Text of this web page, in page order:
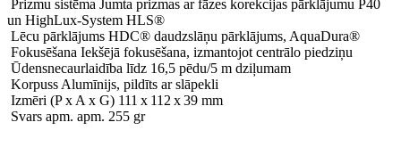
Prizmu sistēma Jumta prizmas ar fāzes korekcijas pārklājumu P40
un HighLux-System HLS®
Lēcu pārklājums HDC® daudzslāņu pārklājums, AquaDura®
Fokusēšana Iekšējā fokusēšana, izmantojot centrālo piedziņu
Ūdensnecaurlaidība līdz 16,5 pēdu/5 m dziļumam
Korpuss Alumīnijs, pildīts ar slāpekli
Izmēri (P x A x G) 111 x 112 x 39 mm
Svars apm. apm. 255 gr